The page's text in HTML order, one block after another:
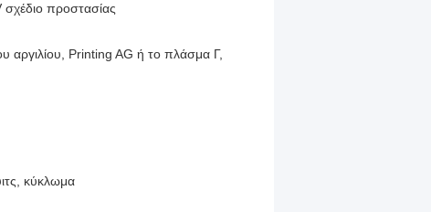
σχέδιο προστασίας
αργιλίου, Printing AG ή το πλάσμα Γ,
κύκλωμα